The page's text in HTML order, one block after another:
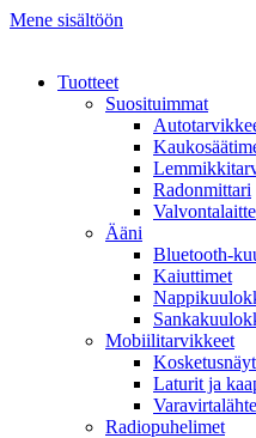
Mene sisältöön
Tuotteet
Suosituimmat
Radonmittari
Ääni
Bluetooth-
Kaiuttimet
Mobiilitarvikkeet
Laturit ja
Radiopuhelimet